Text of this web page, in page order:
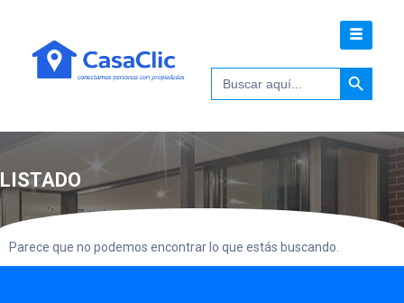
Buscar: Botón de
LISTADO
Parece que no podemos encontrar lo que estás buscando.